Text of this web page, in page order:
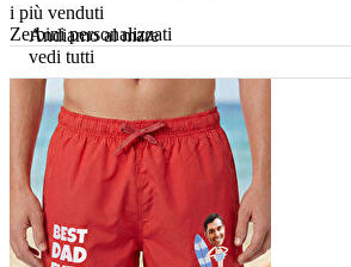
i più venduti
Zerbini personalizzati
Andiamo al mare
vedi tutti